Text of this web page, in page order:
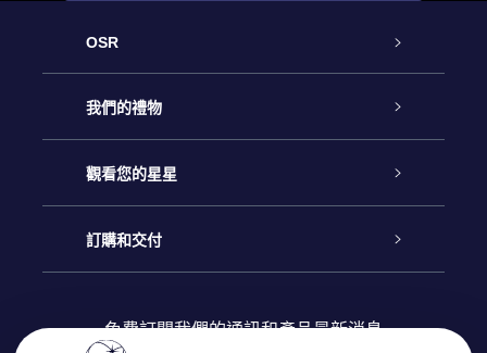
OSR
客戶服務
聯繫我們
博客
我們的禮物
Online Star禮物
OSR禮物包
觀看您的星星
星星注册
訂購和交付
免費訂閱我們的通訊和產品最新消息